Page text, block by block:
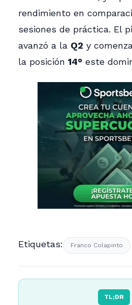
rendimiento en
sesiones de práctica. El
avanzó a la Q2 y
la posición 14° este
Etiquetas: Franco Colapinto
TL;DR